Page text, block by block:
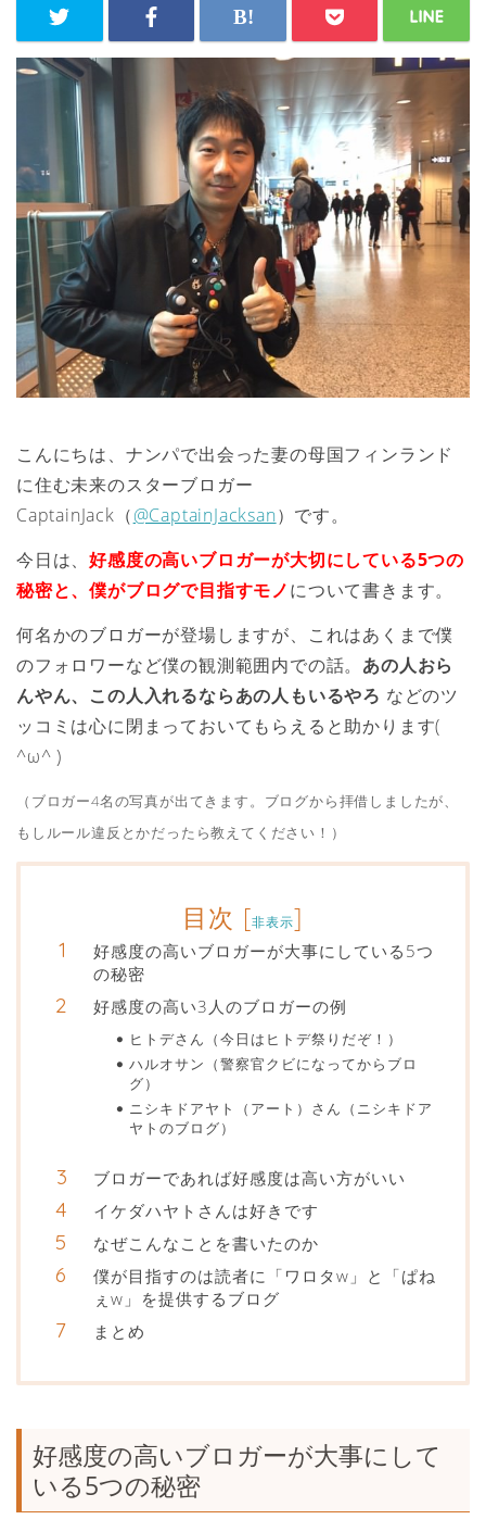
こんにちは、ナンパで出会った妻の母国フィンランド
に住む未来のスターブロガー
CaptainJack（@CaptainJacksan）です。
今日は、好感度の高いブロガーが大切にしている5つの
秘密と、僕がブログで目指すモノについて書きます。
何名かのブロガーが登場しますが、これはあくまで僕
のフォロワーなど僕の観測範囲内での話。 あの人おら
んやん、この人入れるならあの人もいるやろ などのツ
ッコミは心に閉まっておいてもらえると助かります(
^ω^ )
（ブロガー4名の写真が出てきます。ブログから拝借しましたが、
もしルール違反とかだったら教えてください！）
目次 [非表示]
好感度の高いブロガーが大事にしている5つ
の秘密
好感度の高い3人のブロガーの例
ヒトデさん（今日はヒトデ祭りだぞ！）
ハルオサン（警察官クビになってからブロ
グ）
ニシキドアヤト（アート）さん（ニシキドア
ヤトのブログ）
ブロガーであれば好感度は高い方がいい
イケダハヤトさんは好きです
なぜこんなことを書いたのか
僕が目指すのは読者に「ワロタw」と「ぱね
ぇw」を提供するブログ
まとめ
好感度の高いブロガーが大事にして
いる5つの秘密